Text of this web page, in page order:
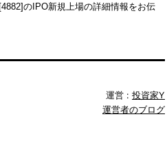
のIPO新規上場の詳細情報をお伝
運営 : 投資家Y
運営者のブログ